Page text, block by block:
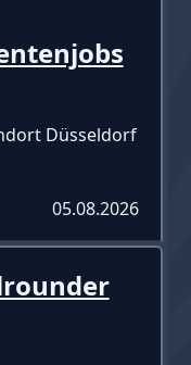
Düsseldorf
05.08.2026